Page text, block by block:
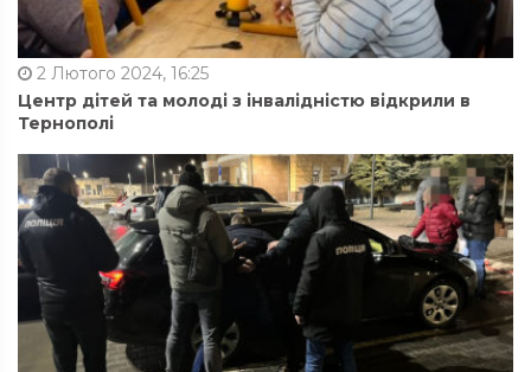
2 Лютого 2024, 16:25
Центр дітей та молоді з інвалідністю відкрили в
Тернополі